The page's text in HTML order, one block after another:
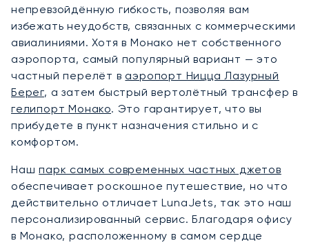
непревзойдённую гибкость, позволяя вам
избежать неудобств, связанных с коммерческими
авиалиниями. Хотя в Монако нет собственного
аэропорта, самый популярный вариант — это
частный перелёт в аэропорт Ницца Лазурный
Берег, а затем быстрый вертолётный трансфер в
гелипорт Монако. Это гарантирует, что вы
прибудете в пункт назначения стильно и с
комфортом.
Нашпарк самых современных частных джетов
обеспечивает роскошное путешествие, но что
действительно отличает LunaJets, так это наш
персонализированный сервис. Благодаря офису
в Монако, расположенному в самом сердце